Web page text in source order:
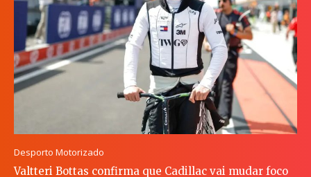
Desporto Motorizado
Valtteri Bottas confirma que Cadillac vai mudar foco